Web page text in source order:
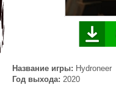
Название игры: Hydroneer
Год выхода: 2020